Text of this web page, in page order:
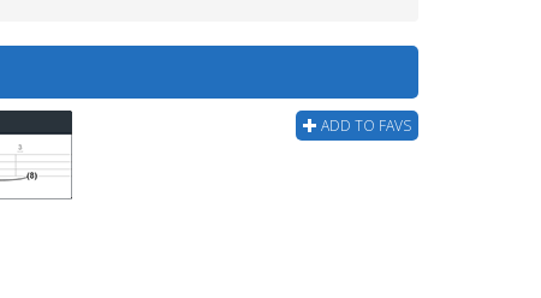
ADD TO FAVS